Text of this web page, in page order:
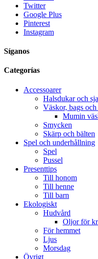
Twitter
Google Plus
Pinterest
Instagram
Síganos
Categorías
Accessoarer
Halsdukar och
Väskor, bags
Mumin
Smycken
Skärp och bälten
Spel och underhållning
Spel
Pussel
Presenttips
Till honom
Till henne
Till barn
Ekologiskt
Hudvård
Oljor för
För hemmet
Ljus
Morsdag
Övrigt